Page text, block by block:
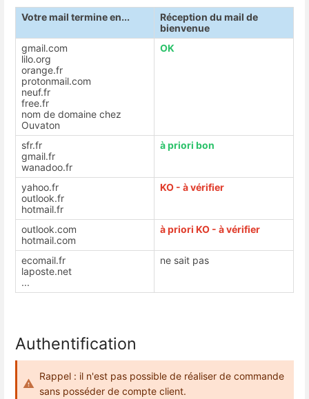
Votre mail termine en...
Réception du mail de
bienvenue
gmail.com
lilo.org
orange.fr
protonmail.com
neuf.fr
free.fr
nom de domaine chez
Ouvaton
OK
sfr.fr
gmail.fr
wanadoo.fr
à priori bon
yahoo.fr
outlook.fr
hotmail.fr
KO - à vérifier
outlook.com
hotmail.com
à priori KO - à vérifier
ecomail.fr
laposte.net
...
ne sait pas
Authentification
Rappel : il n'est pas possible de réaliser de commande
sans posséder de compte client.